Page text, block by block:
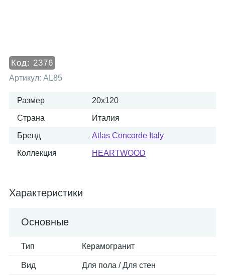
Код: 2376
Артикул: AL85
Размер 20x120
Страна Италия
Бренд Atlas Concorde Italy
Коллекция HEARTWOOD
Характеристики
Основные
Тип Керамогранит
Вид Для пола / Для стен